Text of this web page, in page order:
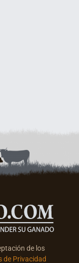
de los
de Privacidad